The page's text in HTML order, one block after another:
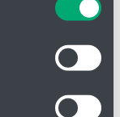
Lage erfassen,
bestimmten